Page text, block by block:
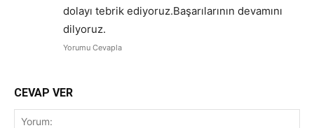
dolayı tebrik ediyoruz.Başarılarının devamını
dilyoruz.
Yorumu Cevapla
CEVAP VER